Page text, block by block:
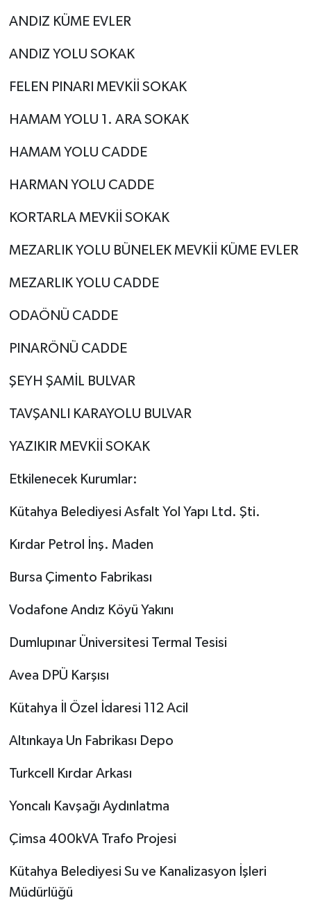
ANDIZ KÜME EVLER
ANDIZ YOLU SOKAK
FELEN PINARI MEVKİİ SOKAK
HAMAM YOLU 1. ARA SOKAK
HAMAM YOLU CADDE
HARMAN YOLU CADDE
KORTARLA MEVKİİ SOKAK
MEZARLIK YOLU BÜNELEK MEVKİİ KÜME EVLER
MEZARLIK YOLU CADDE
ODAÖNÜ CADDE
PINARÖNÜ CADDE
ŞEYH ŞAMİL BULVAR
TAVŞANLI KARAYOLU BULVAR
YAZIKIR MEVKİİ SOKAK
Etkilenecek Kurumlar:
Kütahya Belediyesi Asfalt Yol Yapı Ltd. Şti.
Kırdar Petrol İnş. Maden
Bursa Çimento Fabrikası
Vodafone Andız Köyü Yakını
Dumlupınar Üniversitesi Termal Tesisi
Avea DPÜ Karşısı
Kütahya İl Özel İdaresi 112 Acil
Altınkaya Un Fabrikası Depo
Turkcell Kırdar Arkası
Yoncalı Kavşağı Aydınlatma
Çimsa 400kVA Trafo Projesi
Kütahya Belediyesi Su ve Kanalizasyon İşleri
Müdürlüğü